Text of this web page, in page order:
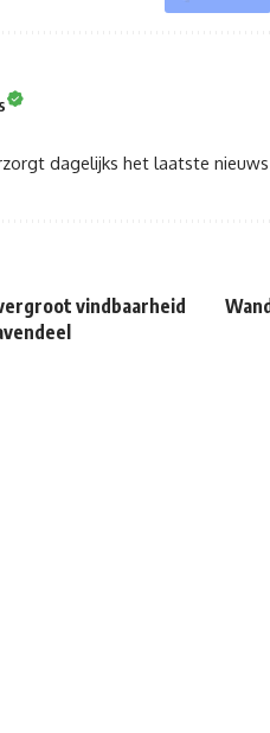
dagelijks het laatste
vindbaarheid